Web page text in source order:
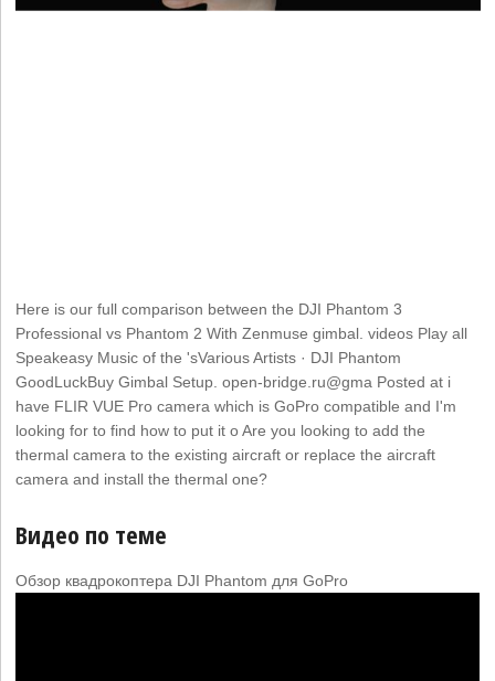
Here is our full comparison between the DJI Phantom 3
Professional vs Phantom 2 With Zenmuse gimbal. videos Play all
Speakeasy Music of the 'sVarious Artists · DJI Phantom
GoodLuckBuy Gimbal Setup. open-bridge.ru@gma Posted at i
have FLIR VUE Pro camera which is GoPro compatible and I'm
looking for to find how to put it o Are you looking to add the
thermal camera to the existing aircraft or replace the aircraft
camera and install the thermal one?
Видео по теме
Обзор квадрокоптера DJI Phantom для GoPro